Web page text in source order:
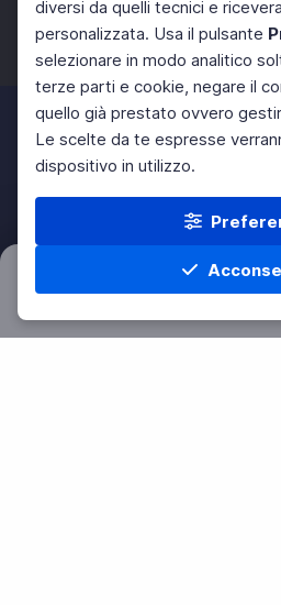
diversi da quelli tecnici e
personalizzata. Usa il pulsante
selezionare in modo analitico
terze parti e cookie, negare il
quello già prestato ovvero
Le scelte da te espresse
dispositivo in utilizzo.
Home Materie
Filtri
Facebook Twitter